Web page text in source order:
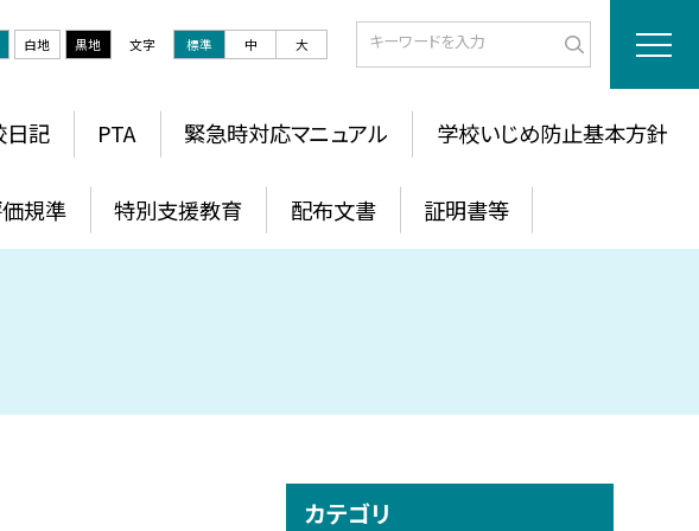
白地 黒地 文字 標準 中 大
日記 PTA 緊急時対応マニュアル 学校いじめ防止基本方針
規準 特別支援教育 配布文書 証明書等
カテゴリ